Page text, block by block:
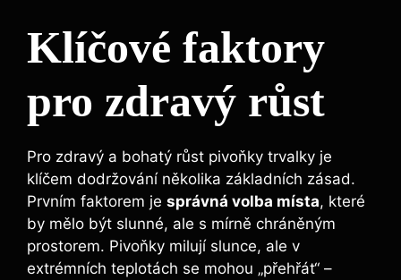
Klíčové faktory
pro ​zdravý růst
Pro zdravý a bohatý růst ⁤pivoňky trvalky​ je
klíčem dodržování ⁤několika základních zásad.
Prvním faktorem je správná volba‍ místa, které⁢
by mělo být slunné, ale ​s mírně chráněným
prostorem. Pivoňky milují slunce, ale v
extrémních teplotách se mohou „přehřát“ –